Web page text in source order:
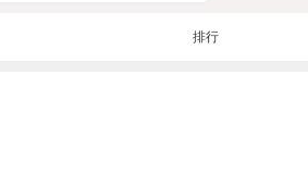
排行